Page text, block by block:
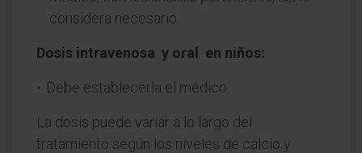
considera necesario.
Dosis intravenosa y oral en niños:
Debe establecerla el médico.
La dosis puede variar a lo largo del
tratamiento según los niveles de calcio y